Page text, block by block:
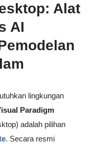
Alat
AI
lingkungan
Paradigm
adalah pilihan
. Secara resmi